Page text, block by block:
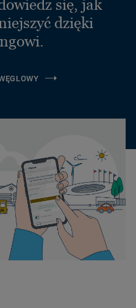
się, jak
dzięki